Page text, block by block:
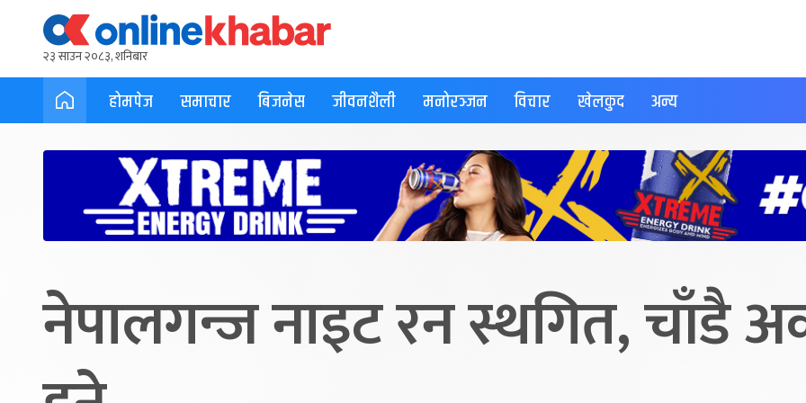
२३ साउन २०८३, शनिबार
होमपेज समाचार बिजनेस जीवनशैली मनोरञ्जन विचार खेलकुद अन्य
नेपालगन्ज नाइट रन स्थगित, चाँडै